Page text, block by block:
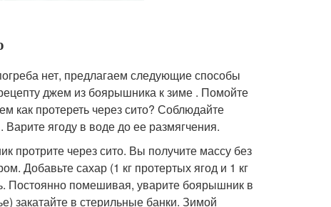
нет, предлагаем следующие способы
джем из боярышника к зиме . Помойте
как протереть через сито? Соблюдайте
ягоду в воде до ее размягчения.
протрите через сито. Вы получите массу без
Добавьте сахар (1 кг протертых ягод и 1 кг
Постоянно помешивая, уварите боярышник в
закатайте в стерильные банки. Зимой